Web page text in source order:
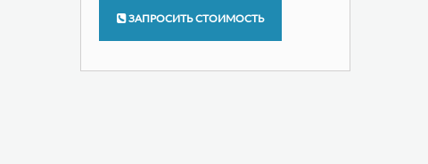
ЗАПРОСИТЬ СТОИМОСТЬ